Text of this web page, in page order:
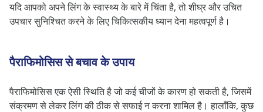
यदि आपको अपने लिंग के स्वास्थ्य के बारे में चिंता है, तो शीघ्र और उचित
उपचार सुनिश्चित करने के लिए चिकित्सकीय ध्यान देना महत्वपूर्ण है।
पैराफिमोसिस से बचाव के उपाय
पैराफिमोसिस एक ऐसी स्थिति है जो कई चीजों के कारण हो सकती है, जिसमें
संक्रमण से लेकर लिंग की ठीक से सफाई न करना शामिल है। हालाँकि, कुछ